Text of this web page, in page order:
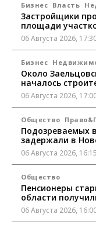
Бизнес Власть
Застройщики
площади
06 Августа 2026,
Бизнес
Около
началось
06 Августа 2026,
Общество
Подозреваемых
задержали в
06 Августа 2026, 16:15
Общество
Пенсионеры
области
06 Августа 2026,